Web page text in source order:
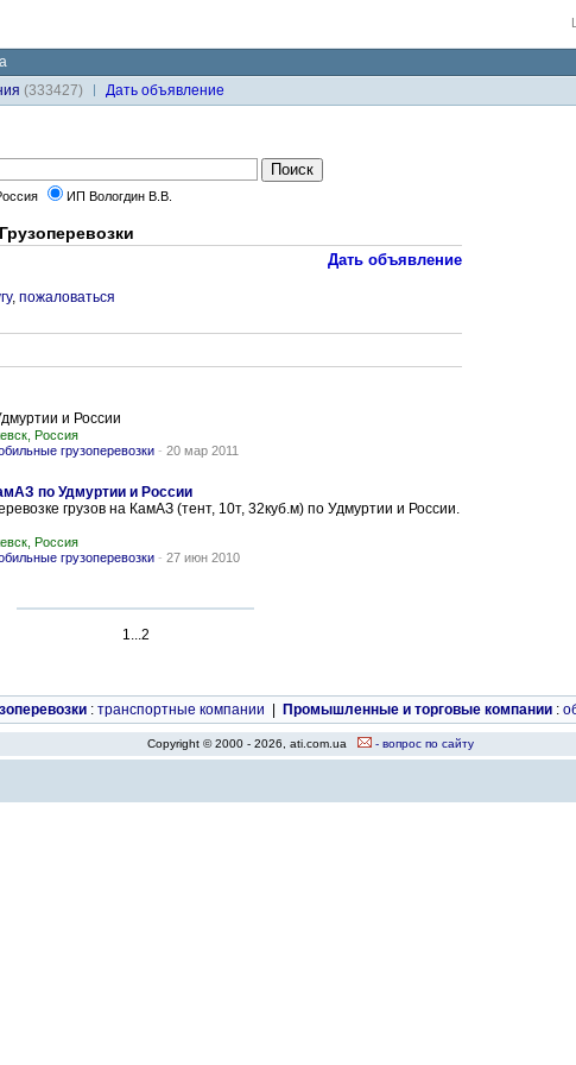
(333427)
Дaть объявление
ИП Вологдин В.В.
Дать объявление
, пожаловаться
и России
Россия
грузоперевозки - 20 мар 2011
по Удмуртии и России
грузов на КамАЗ (тент, 10т, 32куб.м) по Удмуртии и России.
Россия
грузоперевозки - 27 июн 2010
1...2
: транспортные компании Промышленные и торговые компании :
Copyright © 2000 - 2026, ati.com.ua - вопрос по сайту